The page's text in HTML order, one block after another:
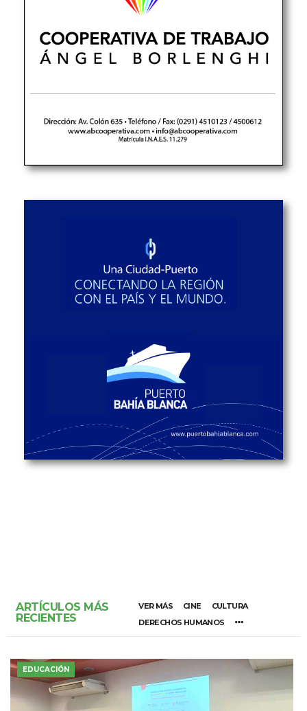
ARTÍCULOS MÁS
RECIENTES
VER MÁS CINE
CULTURA
DERECHOS HUMANOS
EDUCACIÓN